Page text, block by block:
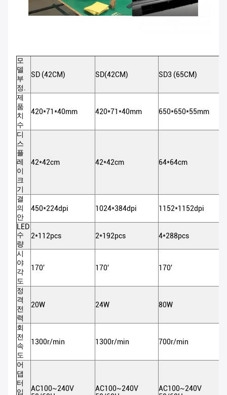
모
델
부
정.
SD (42CM) SD(42CM) SD3 (65CM)
제
품
치
수
420*71*40mm 420*71*40mm 650*650*55mm
디
스
플
레
이
크
기
42*42cm 42*42cm 64*64cm
결
의
안
450*224dpi 1024*384dpi 1152*1152dpi
LED
수
량
2*112pcs 2*192pcs 4*288pcs
시
야
각
도
170' 170' 170'
정
격
전
력
20W 24W 80W
회
전
속
도
1300r/min 1300r/min 700r/min
어
댑
터
입
AC100~240V
AC100~240V
AC100~240V